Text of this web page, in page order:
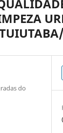
do